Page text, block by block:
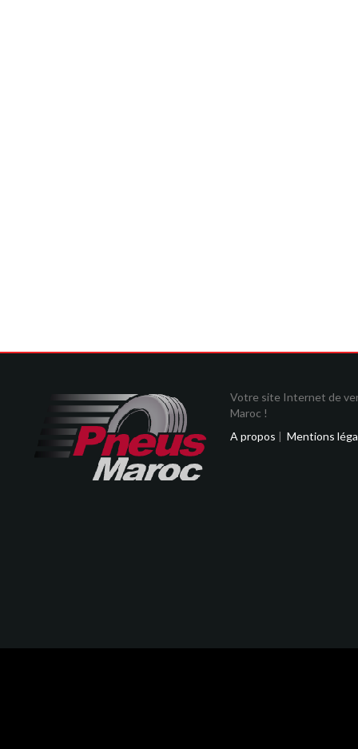
Votre site Internet de
Maroc !
A propos | Mentions